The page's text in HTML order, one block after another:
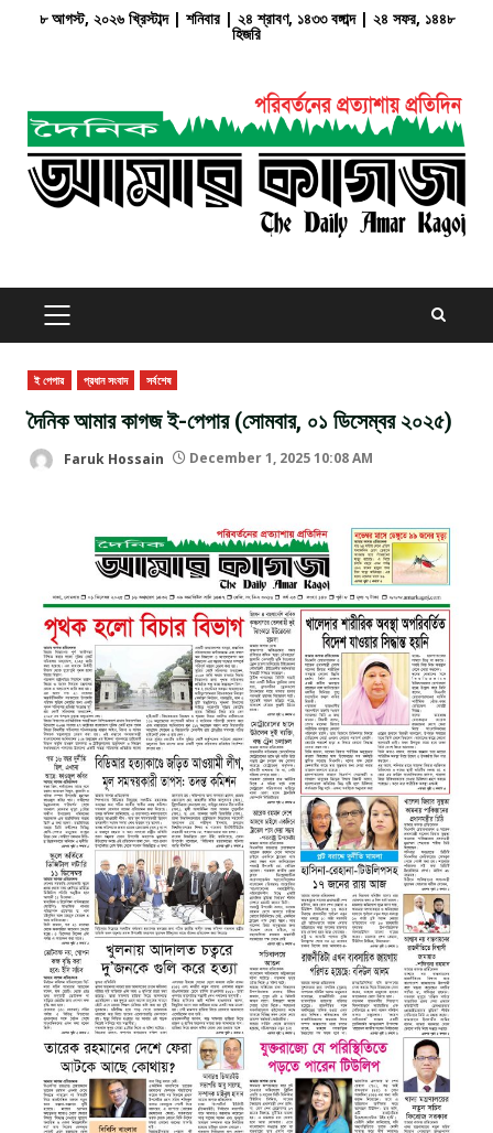
৮ আগস্ট, ২০২৬ খ্রিস্টাব্দ | শনিবার | ২৪ শ্রাবণ, ১৪৩৩ বঙ্গাব্দ | ২৪ সফর, ১৪৪৮
হিজরি
PRIMARY
MENU
ই পেপার প্রধান সংবাদ সর্বশেষ
দৈনিক আমার কাগজ ই-পেপার (সোমবার, ০১ ডিসেম্বর ২০২৫)
Faruk Hossain December 1, 2025 10:08 AM